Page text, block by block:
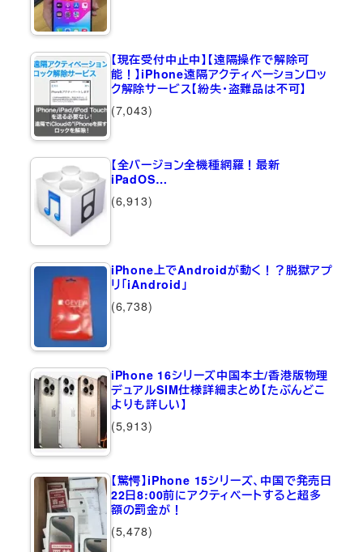
【現在受付中止中】【遠隔操作で解除可
能！】iPhone遠隔アクティベーションロッ
ク解除サービス【紛失・盗難品は不可】
(7,043)
【全バージョン全機種網羅！最新
iPadOS…
(6,913)
iPhone上でAndroidが動く！？脱獄アプ
リ「iAndroid」
(6,738)
iPhone 16シリーズ中国本土/香港版物理
デュアルSIM仕様詳細まとめ【たぶんどこ
よりも詳しい】
(5,913)
【驚愕】iPhone 15シリーズ、中国で発売日
22日8:00前にアクティベートすると超多
額の罰金が！
(5,478)